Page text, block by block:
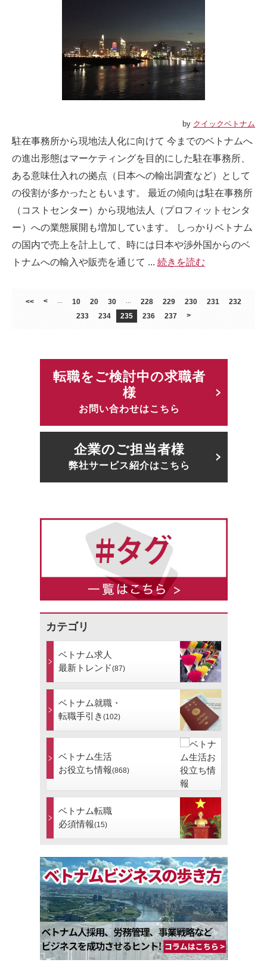
by クイックベトナム
駐在事務所から現地法人化に向けて 今までのベトナムへ
の進出形態はマーケティングを目的にした駐在事務所、
ある意味仕入れの拠点（日本への輸出調査など）として
の役割が多かったともいます。 最近の傾向は駐在事務所
（コストセンター）から現地法人（プロフィットセンタ
ー）への業態展開も増加しています。 しっかりベトナム
の国内で売上を計上して、時には日本や渉外国からのベ
トナムへの輸入や販売を通じて ... 続きを読む
<< < 10 20 30 228 229 230 231
232
233
234 235 236 237 >
転職をご検討中の求職者
様
お問い合わせはこちら
企業のご担当者様
弊社サービス紹介はこちら
カテゴリ
ベトナム求人
最新トレンド(87)
ベトナム就職・
転職手引き (102)
ベトナム生活
お役立ち情報(868)
ベトナム転職
必須情報(15)